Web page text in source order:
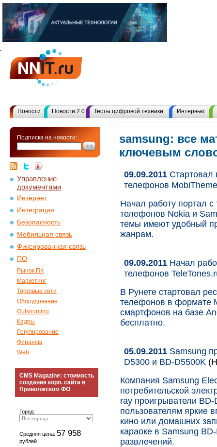
Новости Новости 2.0 Тесты цифровой техники Интервью
Подписка на новости:
Управление
документами
Интернет
Интеграция
Безопасность
Мобильная связь
Фиксированная связь
ПО
Рынок ПК
Маркетинг
Торговые сети
Оборудование
Outsourcing
Кадры
Регулирование
Финансы
Web
CMS Magazine: стоимость
создания корп. сайта в
Приволжском ФО
Город:
Средняя цена: 57 958
рублей
samsung: все
ключевым
09.09.2011 Стартовал
телефонов
Начал работу портал
телефонов Nokia и
темы имеют удобный
жанрам.
09.09.2011 Начал
телефонов
В Рунете стартовал
телефонов в формате
смартфонов на базе
бесплатно.
05.09.2011 Samsung
D5300 и BD-D5500K
Компания Samsung
потребительской
ray проигрыватели
пользователям яркие
кино или домашних
караоке в Samsung
развлечений.